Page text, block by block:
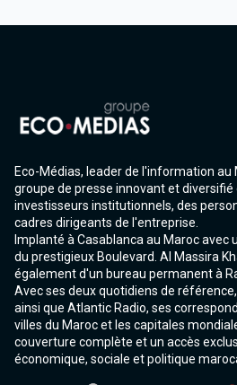
Eco-Médias, leader de l'information au
groupe de presse innovant et diversifié
investisseurs institutionnels, des
cadres dirigeants de l'entreprise.
Implanté à Casablanca au Maroc avec
du prestigieux Boulevard. Al Massira
également d'un bureau permanent à
Avec ses deux quotidiens de
ainsi que Atlantic Radio, ses
villes du Maroc et les capitales
couverture complète et un accès
économique, sociale et politique